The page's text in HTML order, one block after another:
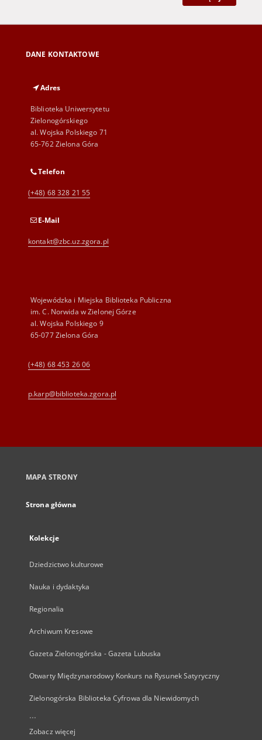
DANE KONTAKTOWE
Adres
Biblioteka Uniwersytetu
Zielonogórskiego
al. Wojska Polskiego 71
65-762 Zielona Góra
Telefon
(+48) 68 328 21 55
E-Mail
kontakt@zbc.uz.zgora.pl
Wojewódzka i Miejska Biblioteka Publiczna
im. C. Norwida w Zielonej Górze
al. Wojska Polskiego 9
65-077 Zielona Góra
(+48) 68 453 26 06
p.karp@biblioteka.zgora.pl
MAPA STRONY
Strona główna
Kolekcje
Dziedzictwo kulturowe
Nauka i dydaktyka
Regionalia
Archiwum Kresowe
Gazeta Zielonogórska - Gazeta Lubuska
Otwarty Międzynarodowy Konkurs na Rysunek Satyryczny
Zielonogórska Biblioteka Cyfrowa dla Niewidomych
...
Zobacz więcej